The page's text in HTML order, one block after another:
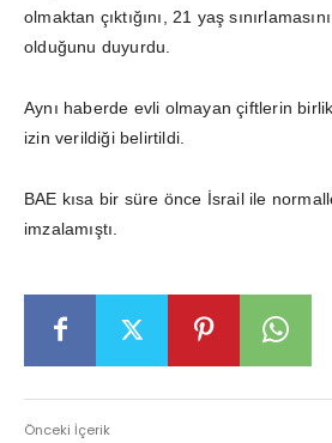
olmaktan çıktığını, 21 yaş
olduğunu duyurdu.
Aynı haberde evli olmayan çiftlerin
izin verildiği belirtildi.
BAE kısa bir süre önce İsrail ile
imzalamıştı.
Önceki İçerik